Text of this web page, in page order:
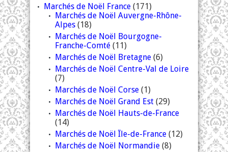
Marchés de Noël France (171)
Marchés de Noël Auvergne-Rhône-
Alpes (18)
Marchés de Noël Bourgogne-
Franche-Comté (11)
Marchés de Noël Bretagne (6)
Marchés de Noël Centre-Val de Loire
(7)
Marchés de Noël Corse (1)
Marchés de Noël Grand Est (29)
Marchés de Noël Hauts-de-France
(14)
Marchés de Noël Île-de-France (12)
Marchés de Noël Normandie (8)